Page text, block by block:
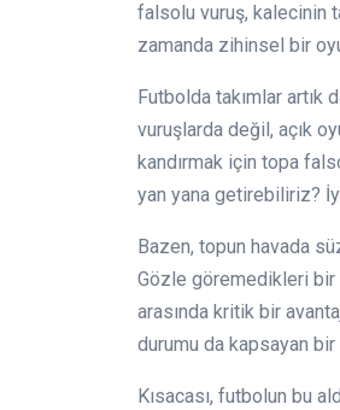
falsolu vuruş, kalecinin
zamanda zihinsel bir
Futbolda takımlar artık
vuruşlarda değil, açık
kandırmak için topa
yan yana getirebiliriz?
Bazen, topun havada
Gözle göremedikleri bir
arasında kritik bir
durumu da kapsayan
Kısacası, futbolun bu